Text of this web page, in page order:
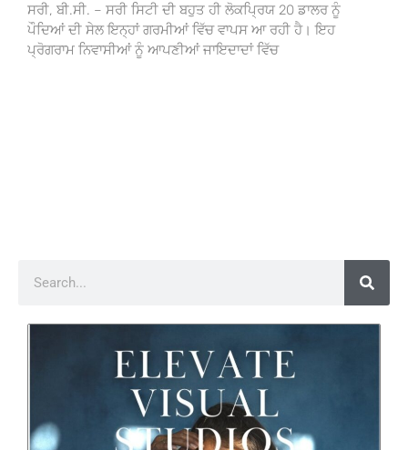
ਸਰੀ, ਬੀ.ਸੀ. – ਸਰੀ ਸਿਟੀ ਦੀ ਬਹੁਤ ਹੀ ਲੋਕਪ੍ਰਿਯ 20 ਡਾਲਰ ਨੂੰ
ਪੌਦਿਆਂ ਦੀ ਸੇਲ ਇਨ੍ਹਾਂ ਗਰਮੀਆਂ ਵਿੱਚ ਵਾਪਸ ਆ ਰਹੀ ਹੈ। ਇਹ
ਪ੍ਰੋਗਰਾਮ ਨਿਵਾਸੀਆਂ ਨੂੰ ਆਪਣੀਆਂ ਜਾਇਦਾਦਾਂ ਵਿੱਚ